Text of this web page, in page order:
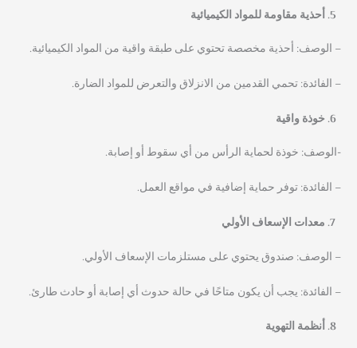
أحذية مقاومة للمواد الكيميائية
– الوصف: أحذية مخصصة تحتوي على طبقة واقية من المواد الكيميائية.
– الفائدة: تحمي القدمين من الانزلاق والتعرض للمواد الضارة.
خوذة واقية
-الوصف: خوذة لحماية الرأس من أي سقوط أو إصابة.
– الفائدة: توفر حماية إضافية في مواقع العمل.
معدات الإسعاف الأولي
– الوصف: صندوق يحتوي على مستلزمات الإسعاف الأولي.
– الفائدة: يجب أن يكون متاحًا في حالة حدوث أي إصابة أو حادث طارئ.
أنظمة التهوية